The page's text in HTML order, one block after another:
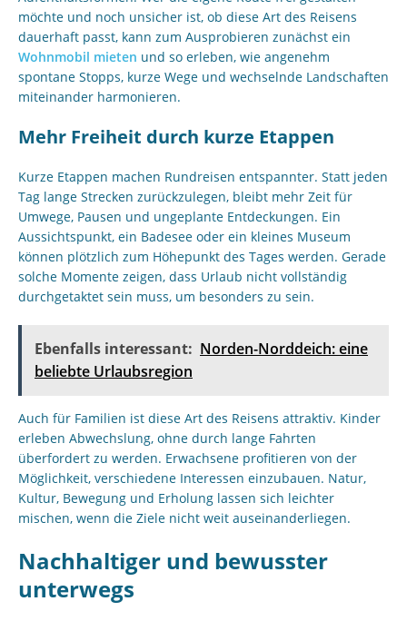
möchte und noch unsicher ist, ob diese Art des Reisens
dauerhaft passt, kann zum Ausprobieren zunächst ein
Wohnmobil mieten und so erleben, wie angenehm
spontane Stopps, kurze Wege und wechselnde Landschaften
miteinander harmonieren.
Mehr Freiheit durch kurze Etappen
Kurze Etappen machen Rundreisen entspannter. Statt jeden
Tag lange Strecken zurückzulegen, bleibt mehr Zeit für
Umwege, Pausen und ungeplante Entdeckungen. Ein
Aussichtspunkt, ein Badesee oder ein kleines Museum
können plötzlich zum Höhepunkt des Tages werden. Gerade
solche Momente zeigen, dass Urlaub nicht vollständig
durchgetaktet sein muss, um besonders zu sein.
Ebenfalls interessant: Norden-Norddeich: eine
beliebte Urlaubsregion
Auch für Familien ist diese Art des Reisens attraktiv. Kinder
erleben Abwechslung, ohne durch lange Fahrten
überfordert zu werden. Erwachsene profitieren von der
Möglichkeit, verschiedene Interessen einzubauen. Natur,
Kultur, Bewegung und Erholung lassen sich leichter
mischen, wenn die Ziele nicht weit auseinanderliegen.
Nachhaltiger und bewusster
unterwegs